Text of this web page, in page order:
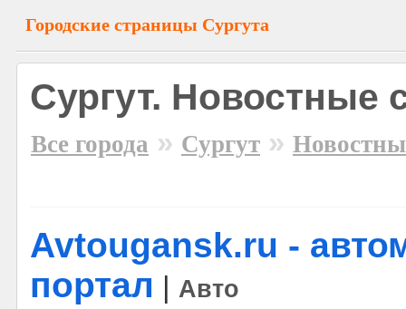
Городские страницы Сургута
Сургут. Новостные
Все города » Сургут »
Avtougansk.ru -
портал
Авто